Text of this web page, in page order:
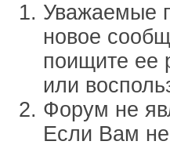
Уважаемые
новое
поищите ее
или
Форум не
Если Вам